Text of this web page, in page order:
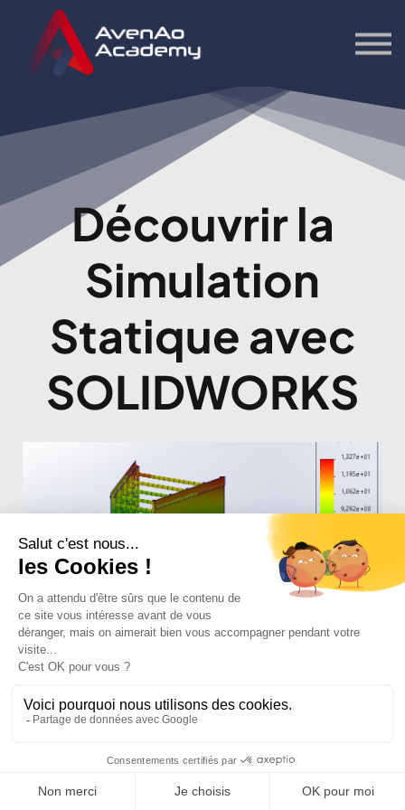
Contact
Bonus
S'inscrire
Se connecter
Découvrir la
Simulation
Statique avec
SOLIDWORKS
Intermédiaire
heures
Maxime
SOKOL